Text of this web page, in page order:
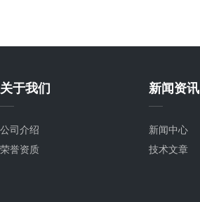
关于我们
公司介绍
荣誉资质
新闻资讯
新闻中心
技术文章